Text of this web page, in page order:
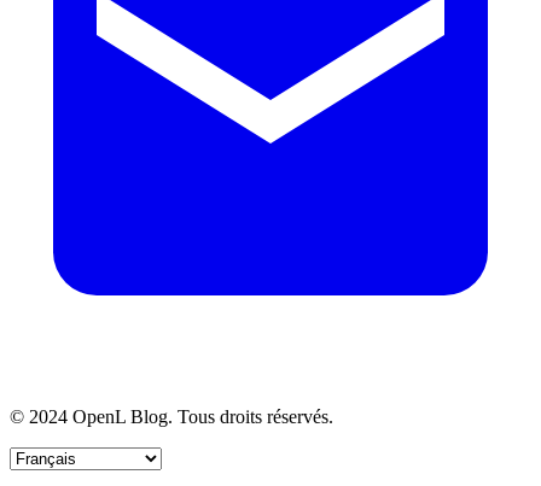
© 2024 OpenL Blog. Tous droits réservés.